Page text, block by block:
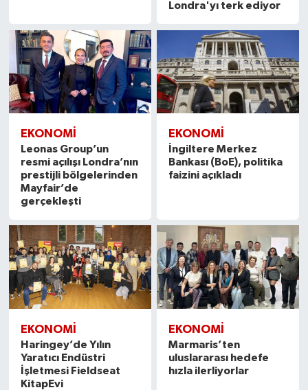
Londra'yı terk ediyor
EKONOMİ
Leonas Group’un
resmi açılışı Londra’nın
prestijli bölgelerinden
Mayfair’de
gerçekleşti
EKONOMİ
İngiltere Merkez
Bankası (BoE), politika
faizini açıkladı
EKONOMİ
Haringey’de Yılın
Yaratıcı Endüstri
İşletmesi Fieldseat
KitapEvi
EKONOMİ
Marmaris’ten
uluslararası hedefe
hızla ilerliyorlar